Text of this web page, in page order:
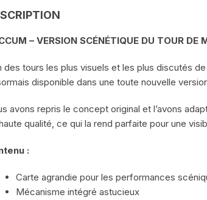
– VERSION SCÉNÉTIQUE DU TOUR DE
des tours les plus visuels et les plus discutés
disponible dans une toute nouvelle
avons repris le concept original et l’avons
qualité, ce qui la rend parfaite pour une
:
Carte agrandie pour les performances
Mécanisme intégré astucieux